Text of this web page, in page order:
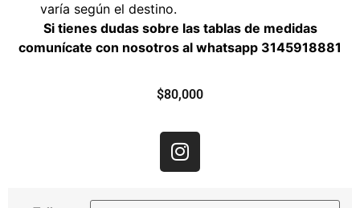
varía según el destino.
Si tienes dudas sobre las tablas de medidas
comunícate con nosotros al whatsapp 3145918881
$80,000